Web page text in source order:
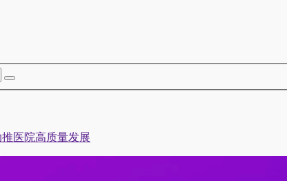
医院高质量发展